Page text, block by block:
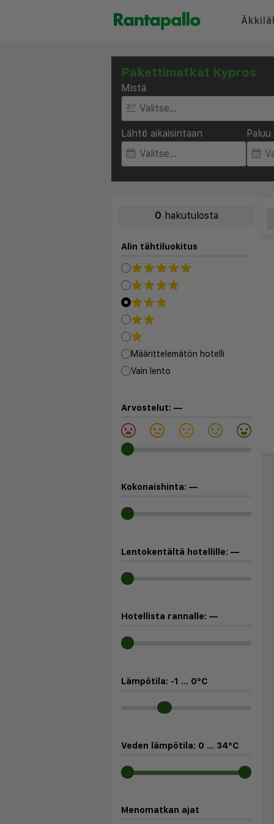
Pakettimatkat Kypros
Mistä
Lähtö aikaisintaan
0 hakutulosta
Alin tähtiluokitus
Määrittelemätön hotelli
Vain lento
Arvostelut: —
Kokonaishinta: —
Lentokentältä hotellille: —
Hotellista rannalle: —
Lämpötila: -1 ... 0°C
Veden lämpötila: 0 ... 34°C
Menomatkan ajat